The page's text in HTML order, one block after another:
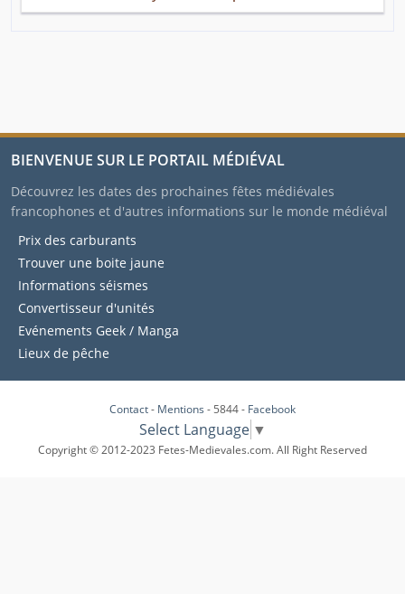
BIENVENUE SUR LE PORTAIL MÉDIÉVAL
Découvrez les dates des prochaines fêtes médiévales
francophones et d'autres informations sur le monde médiéval
Prix des carburants
Trouver une boite jaune
Informations séismes
Convertisseur d'unités
Evénements Geek / Manga
Lieux de pêche
Contact- Mentions - 5844 - Facebook
Select Language ▼
Copyright © 2012-2023 Fetes-Medievales.com. All Right Reserved